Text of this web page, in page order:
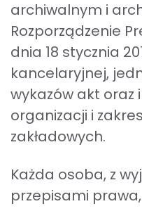
archiwalnym i
Rozporządzenie
dnia 18 stycznia
kancelaryjnej,
wykazów akt oraz
organizacji i
zakładowych.
Każda osoba, z
przepisami